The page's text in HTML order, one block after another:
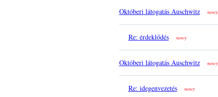
Októberi látogatás Auschwitz nowy
Re: érdeklődés nowy
Októberi látogatás Auschwitz nowy
Re: idegenvezetés nowy